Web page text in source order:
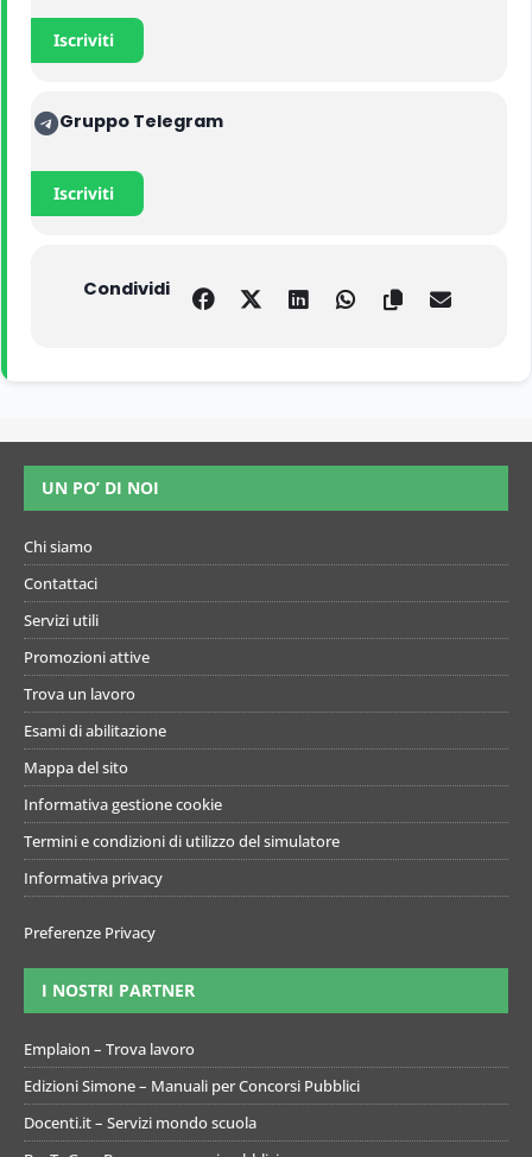
Iscriviti
Gruppo Telegram
Iscriviti
Condividi
UN PO’ DI NOI
Chi siamo
Contattaci
Servizi utili
Promozioni attive
Trova un lavoro
Esami di abilitazione
Mappa del sito
Informativa gestione cookie
Termini e condizioni di utilizzo del simulatore
Informativa privacy
Preferenze Privacy
I NOSTRI PARTNER
Emplaion – Trova lavoro
Edizioni Simone – Manuali per Concorsi Pubblici
Docenti.it – Servizi mondo scuola